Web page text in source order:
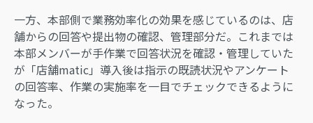
一方、本部側で業務効率化の効果を感じているのは、店
舗からの回答や提出物の確認、管理部分だ。これまでは
本部メンバーが手作業で回答状況を確認・管理していた
が「店舗matic」導入後は指示の既読状況やアンケート
の回答率、作業の実施率を一目でチェックできるように
なった。